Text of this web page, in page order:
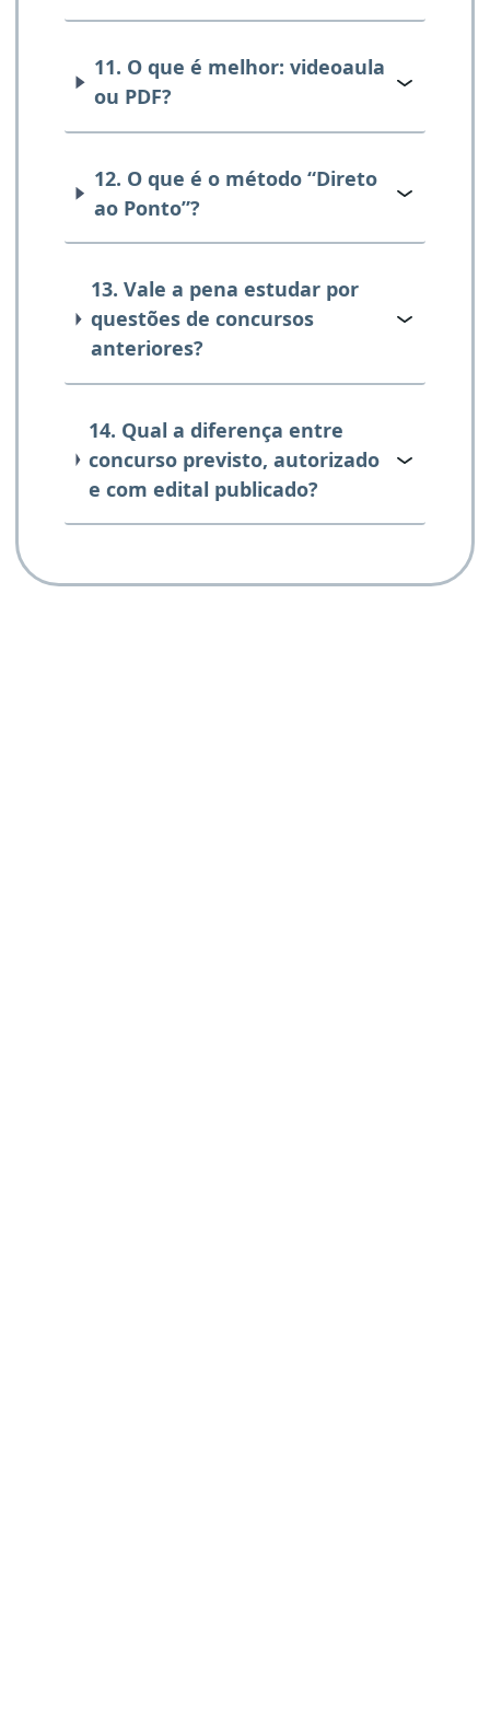
11. O que é melhor: videoaula
ou PDF?
12. O que é o método “Direto
ao Ponto”?
13. Vale a pena estudar por
questões de concursos
anteriores?
14. Qual a diferença entre
concurso previsto, autorizado
e com edital publicado?